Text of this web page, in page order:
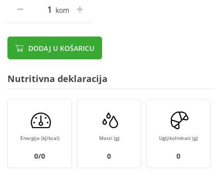
kom
DODAJ U KOŠARICU
Nutritivna deklaracija
Energija (kJ/kcal)
0/0
Masti (g)
0
Ugljikohidrati (g)
0